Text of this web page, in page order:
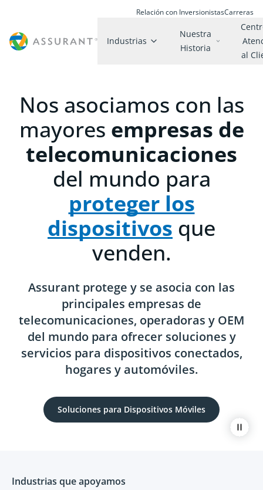
Relación con InversionistasCarreras
Industrias
Nuestra
Historia
al
Nos asociamos con las
mayores empresas de
telecomunicaciones
del mundo para
proteger los
dispositivos que
venden.
Assurant protege y se asocia con las
principales empresas de
telecomunicaciones, operadoras y OEM
del mundo para ofrecer soluciones y
servicios para dispositivos conectados,
hogares y automóviles.
Soluciones para Dispositivos Móviles
Industrias que apoyamos